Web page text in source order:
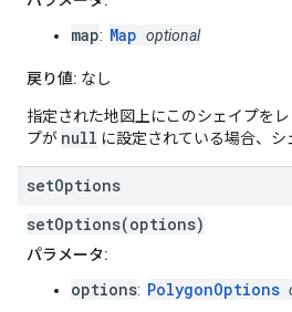
map: Map optional
戻り値: なし
指定された地図上にこのシェイプを
プが null に設定されている場合、シ
setOptions
setOptions(options)
パラメータ:
options: PolygonOptions